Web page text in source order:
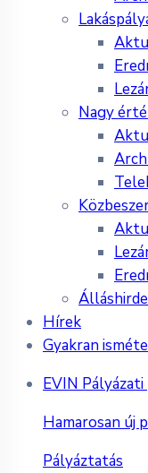
Nagy
Hírek
Gyakran
EVIN
Hamarosan új
Pályáztatás